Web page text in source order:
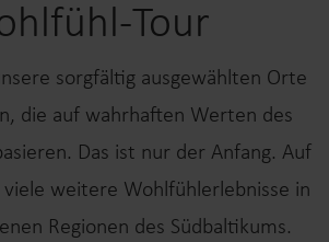
Tour
sorgfältig ausgewählten Orte
die auf wahrhaften Werten des
Das ist nur der Anfang. Auf
weitere Wohlfühlerlebnisse in
Regionen des Südbaltikums.